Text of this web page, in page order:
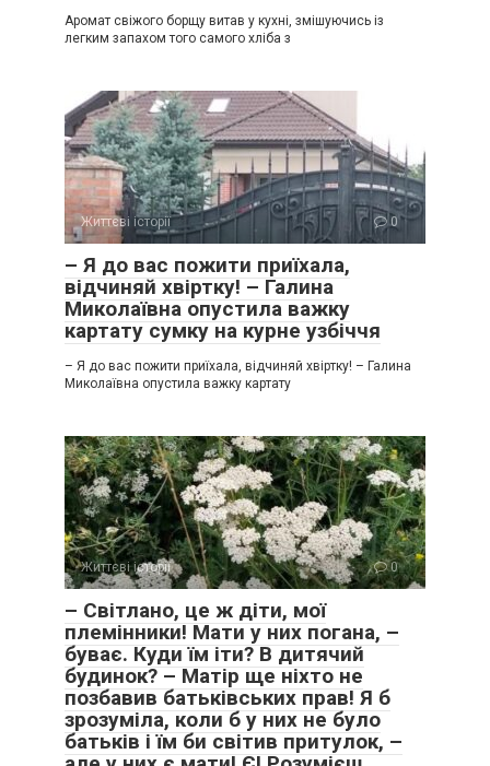
Аромат свіжого борщу витав у кухні, змішуючись із
легким запахом того самого хліба з
Життєві історії 0
– Я до вас пожити приїхала,
відчиняй хвіртку! – Галина
Миколаївна опустила важку
картату сумку на курне узбіччя
– Я до вас пожити приїхала, відчиняй хвіртку! – Галина
Миколаївна опустила важку картату
Життєві історії 0
– Світлано, це ж діти, мої
племінники! Мати у них погана, –
буває. Куди їм іти? В дитячий
будинок? – Матір ще ніхто не
позбавив батьківських прав! Я б
зрозуміла, коли б у них не було
батьків і їм би світив притулок, –